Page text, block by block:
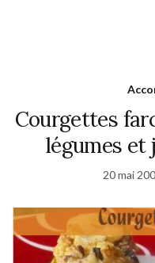
Courgettes
légumes et
20 mai